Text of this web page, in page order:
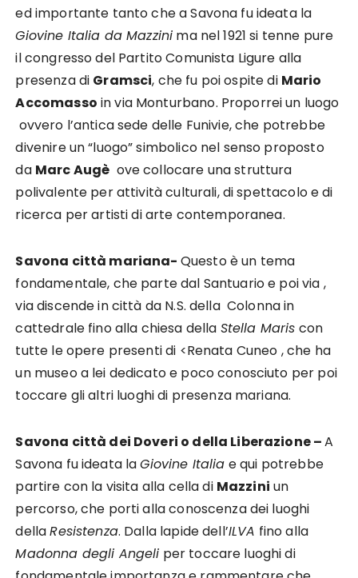
ed importante tanto che a Savona fu ideata la
Giovine Italia da Mazzini ma nel 1921 si tenne pure
il congresso del Partito Comunista Ligure alla
presenza di Gramsci, che fu poi ospite di Mario
Accomasso in via Monturbano. Proporrei un luogo
ovvero l’antica sede delle Funivie, che potrebbe
divenire un “luogo” simbolico nel senso proposto
da Marc Augè ove collocare una struttura
polivalente per attività culturali, di spettacolo e di
ricerca per artisti di arte contemporanea.
Savona città mariana- Questo è un tema
fondamentale, che parte dal Santuario e poi via ,
via discende in città da N.S. della Colonna in
cattedrale fino alla chiesa della Stella Maris con
tutte le opere presenti di <Renata Cuneo , che ha
un museo a lei dedicato e poco conosciuto per poi
toccare gli altri luoghi di presenza mariana.
Savona città dei Doveri o della Liberazione –A
Savona fu ideata laGiovine Italia e qui potrebbe
partire con la visita alla cella di Mazzini un
percorso, che porti alla conoscenza dei luoghi
dellaResistenza. Dalla lapide dell’ILVA fino alla
Madonna degli Angeli per toccare luoghi di